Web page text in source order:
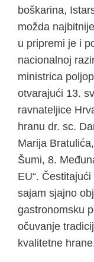
boškarina,
možda
u pripremi je i
nacionalnoj
ministrica
otvarajući 13.
ravnateljice
hranu dr. sc.
Marija
Šumi, 8.
EU“.
sajam sjajno
gastronomsku
očuvanje
kvalitetne